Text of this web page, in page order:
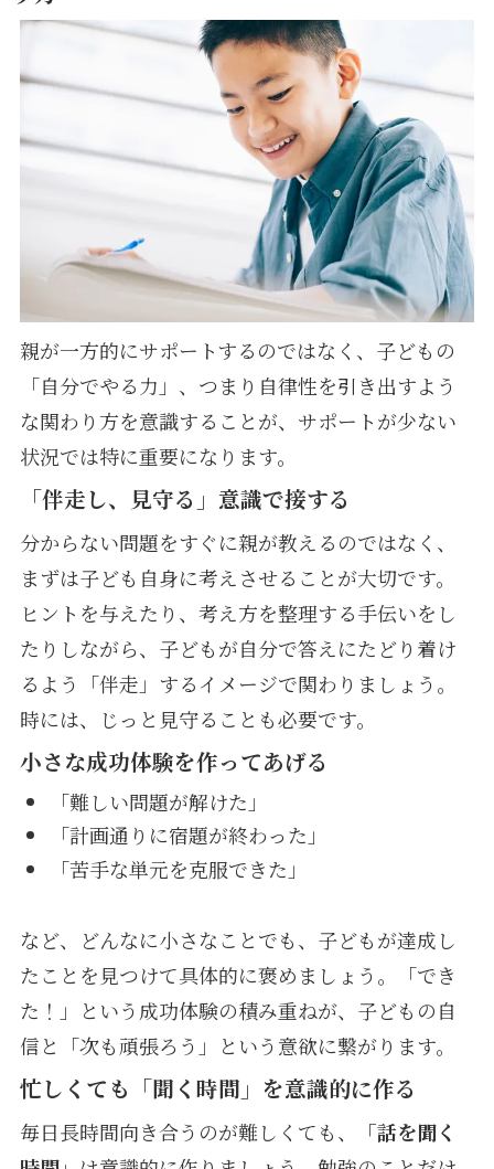
親が一方的にサポートするのではなく、子どもの
「自分でやる力」、つまり自律性を引き出すよう
な関わり方を意識することが、サポートが少ない
状況では特に重要になります。
「伴走し、見守る」意識で接する
分からない問題をすぐに親が教えるのではなく、
まずは子ども自身に考えさせることが大切です。
ヒントを与えたり、考え方を整理する手伝いをし
たりしながら、子どもが自分で答えにたどり着け
るよう「伴走」するイメージで関わりましょう。
時には、じっと見守ることも必要です。
小さな成功体験を作ってあげる
「難しい問題が解けた」
「計画通りに宿題が終わった」
「苦手な単元を克服できた」
など、どんなに小さなことでも、子どもが達成し
たことを見つけて具体的に褒めましょう。「でき
た！」という成功体験の積み重ねが、子どもの自
信と「次も頑張ろう」という意欲に繋がります。
忙しくても「聞く時間」を意識的に作る
毎日長時間向き合うのが難しくても、
「話を聞く